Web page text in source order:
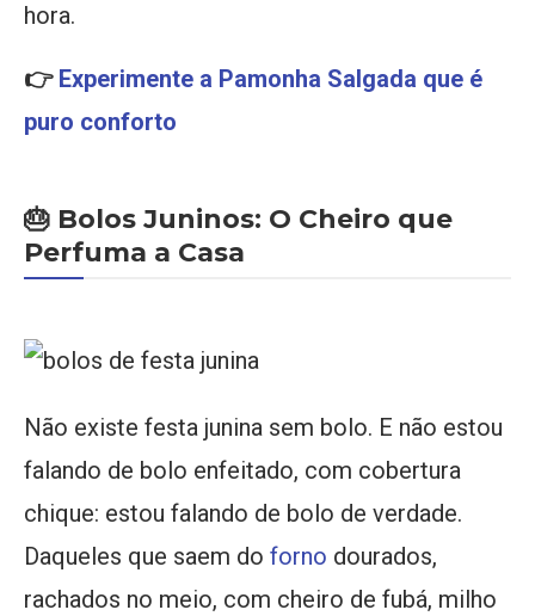
hora.
👉 Experimente a Pamonha Salgada que é
puro conforto
🎂 Bolos Juninos: O Cheiro que
Perfuma a Casa
Não existe festa junina sem bolo. E não estou
falando de bolo enfeitado, com cobertura
chique: estou falando de bolo de verdade.
Daqueles que saem do forno dourados,
rachados no meio, com cheiro de fubá, milho